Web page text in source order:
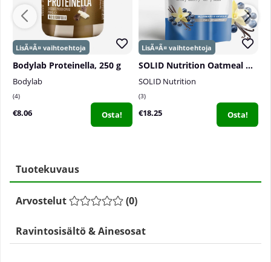
Bodylab Proteinella, 250 g
Bodylab
4
€8.06 Osta!
SOLID Nutrition Oatmeal & Protein Mix, 750 g
SOLID Nutrition
3
€18.25 Osta!
Tuotekuvaus
Arvostelut (0)
Ravintosisältö & Ainesosat